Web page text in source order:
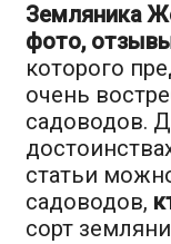
Земляника
фото,
которого
очень
садоводов.
статьи
садоводов,
сорт